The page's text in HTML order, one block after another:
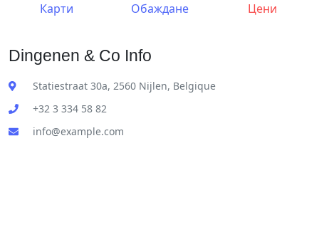
Карти Обаждане Цени
Dingenen & Co Info
Statiestraat 30a, 2560 Nijlen, Belgique
+32 3 334 58 82
info@example.com